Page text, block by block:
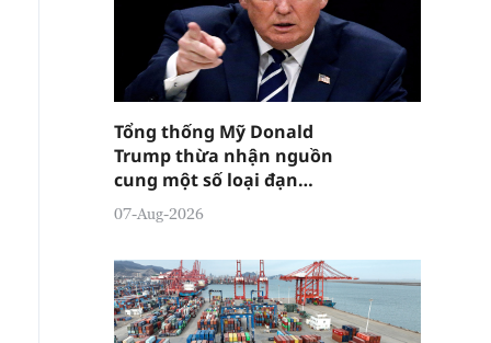
Tổng thống Mỹ Donald
Trump thừa nhận nguồn
cung một số loại đạn
dược đang "tương đối
căng thẳng"
07-Aug-2026